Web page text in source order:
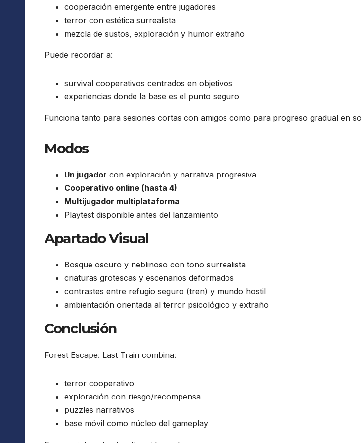
cooperación emergente entre jugadores
terror con estética surrealista
mezcla de sustos, exploración y humor extraño
Puede recordar a:
survival cooperativos centrados en objetivos
experiencias donde la base es el punto seguro
Funciona tanto para sesiones cortas con amigos como para progreso gradual en
Modos
Un jugador con exploración y narrativa progresiva
Cooperativo online (hasta 4)
Multijugador multiplataforma
Playtest disponible antes del lanzamiento
Apartado Visual
Bosque oscuro y neblinoso con tono surrealista
criaturas grotescas y escenarios deformados
contrastes entre refugio seguro (tren) y mundo hostil
ambientación orientada al terror psicológico y extraño
Conclusión
Forest Escape: Last Train combina:
terror cooperativo
exploración con riesgo/recompensa
puzzles narrativos
base móvil como núcleo del gameplay